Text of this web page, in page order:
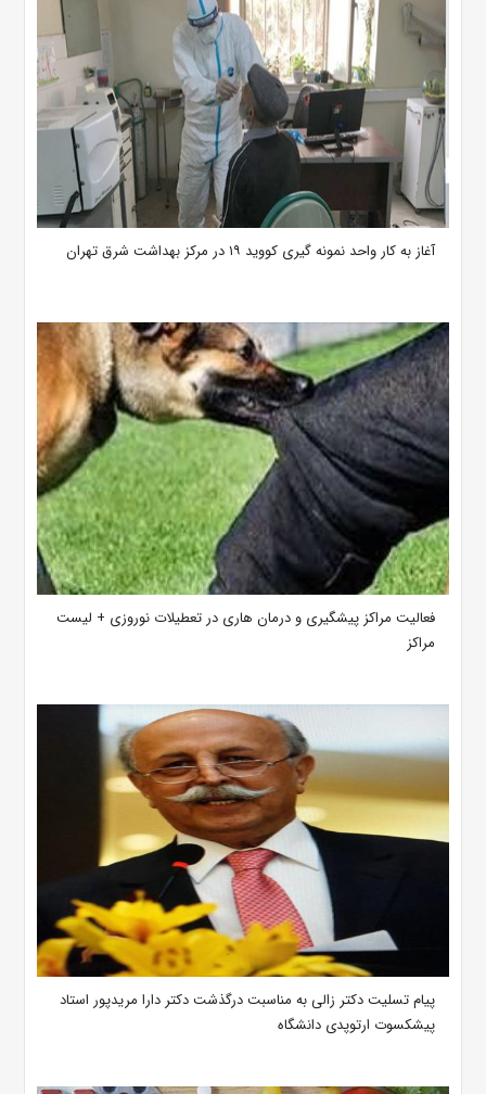
آغاز به کار واحد نمونه گیری کووید ۱۹ در مرکز بهداشت شرق تهران
فعالیت مراکز پیشگیری و درمان هاری در تعطیلات نوروزی + لیست
مراکز
پیام تسلیت دکتر زالی به مناسبت درگذشت دکتر دارا مریدپور استاد
پیشکسوت ارتوپدی دانشگاه